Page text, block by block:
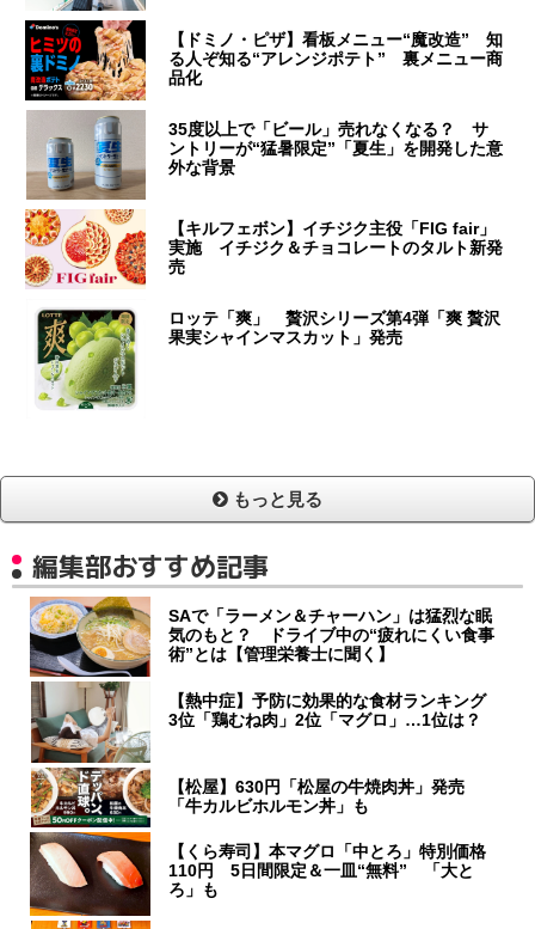
【ドミノ・ピザ】看板メニュー“魔改造” 知
る人ぞ知る“アレンジポテト” 裏メニュー商
品化
35度以上で「ビール」売れなくなる？ サ
ントリーが“猛暑限定”「夏生」を開発した意
外な背景
【キルフェボン】イチジク主役「FIG fair」
実施 イチジク＆チョコレートのタルト新発
売
ロッテ「爽」 贅沢シリーズ第4弾「爽 贅沢
果実シャインマスカット」発売
もっと見る
編集部おすすめ記事
SAで「ラーメン＆チャーハン」は猛烈な眠
気のもと？ ドライブ中の“疲れにくい食事
術”とは【管理栄養士に聞く】
【熱中症】予防に効果的な食材ランキング
3位「鶏むね肉」2位「マグロ」…1位は？
【松屋】630円「松屋の牛焼肉丼」発売
「牛カルビホルモン丼」も
【くら寿司】本マグロ「中とろ」特別価格
110円 5日間限定＆一皿“無料” 「大と
ろ」も